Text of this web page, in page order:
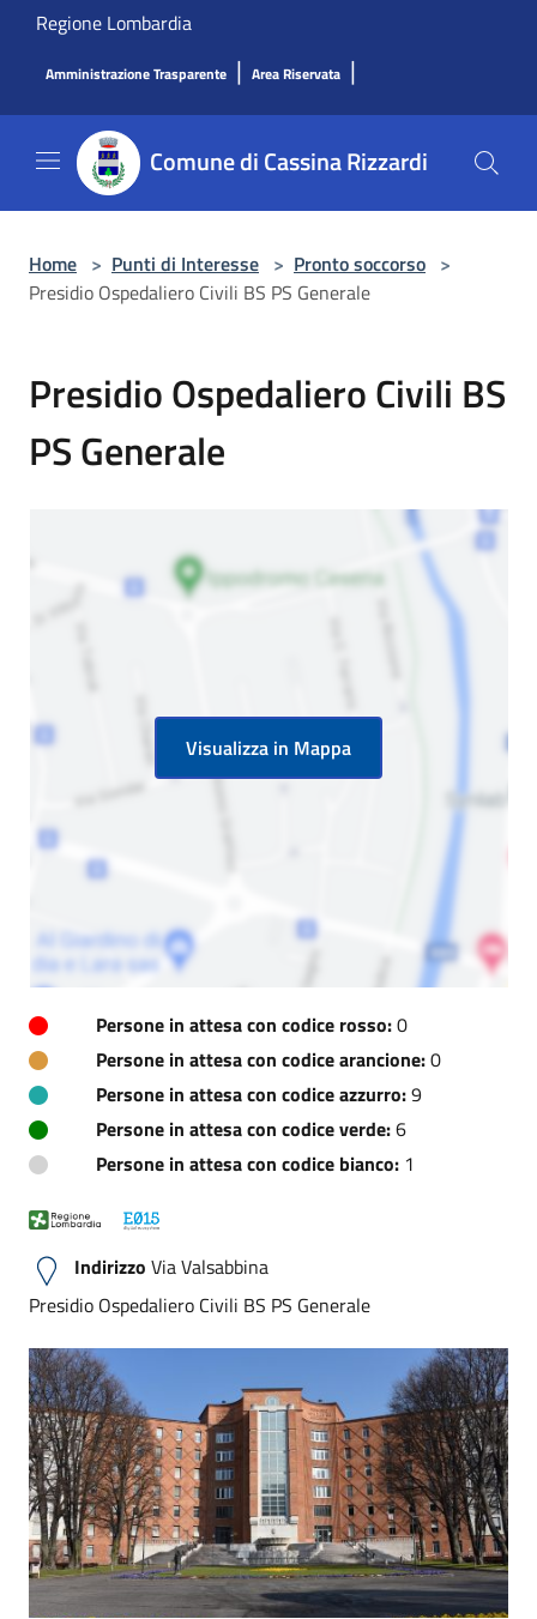
Salta al contenuto principale
Regione Lombardia
Amministrazione Trasparente | Area Riservata |
Comune di Cassina Rizzardi
Home > Punti di Interesse > Pronto soccorso >
Presidio Ospedaliero Civili BS PS Generale
Presidio Ospedaliero Civili BS
PS Generale
Visualizza in Mappa
Persone in attesa con codice rosso:0
Persone in attesa con codice arancione:0
Persone in attesa con codice azzurro:9
Persone in attesa con codice verde:6
Persone in attesa con codice bianco: 1
Indirizzo Via Valsabbina
Presidio Ospedaliero Civili BS PS Generale